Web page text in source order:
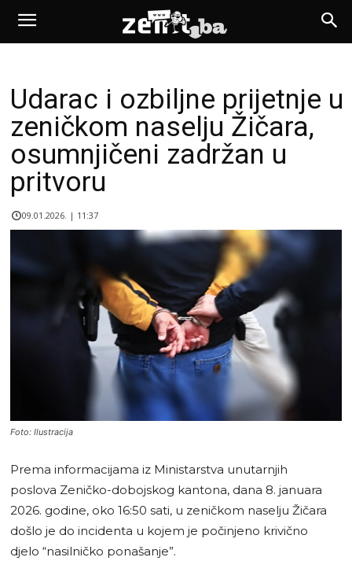
Udarac i ozbiljne prijetnje u
zeničkom naselju Žičara,
osumnjičeni zadržan u
pritvoru
09.01.2026. | 11:37
Foto: Ilustracija
Prema informacijama iz Ministarstva unutarnjih
poslova Zeničko-dobojskog kantona, dana 8. januara
2026. godine, oko 16:50 sati, u zeničkom naselju Žičara
došlo je do incidenta u kojem je počinjeno krivično
djelo “nasilničko ponašanje”.